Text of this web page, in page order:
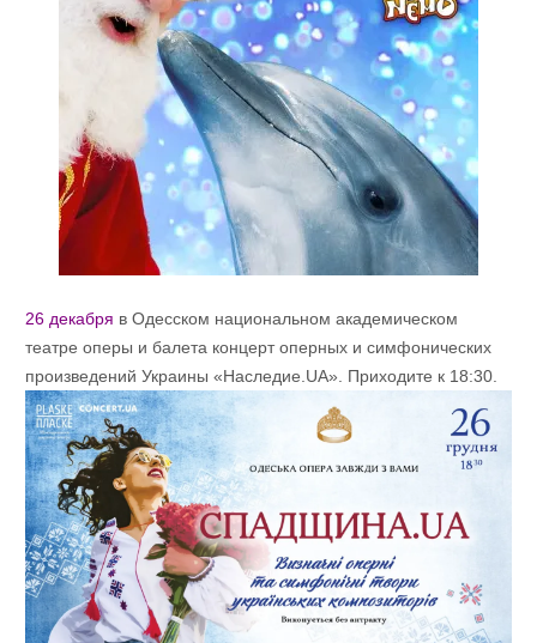
26 декабря в Одесском национальном академическом
театре оперы и балета концерт оперных и симфонических
произведений Украины «Наследие.UA». Приходите к 18:30.